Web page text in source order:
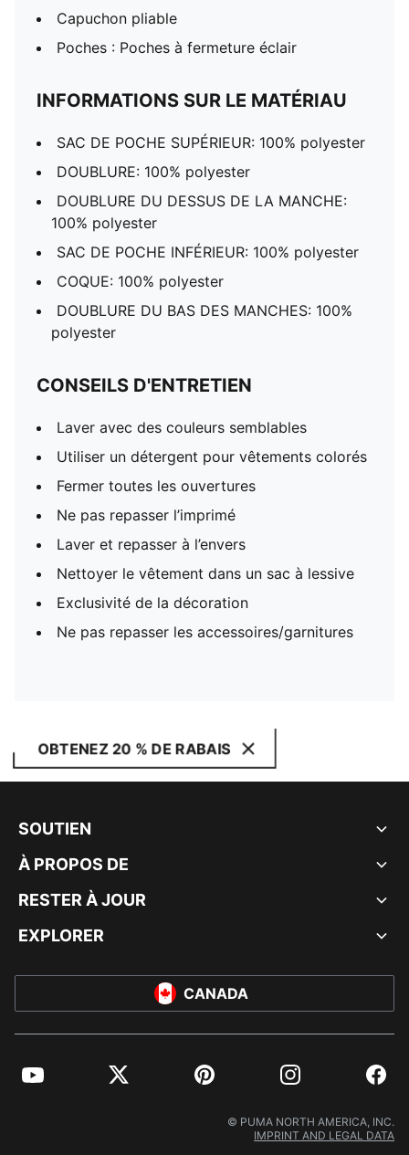
Capuchon pliable
Poches : Poches à fermeture éclair
INFORMATIONS SUR LE MATÉRIAU
SAC DE POCHE SUPÉRIEUR: 100% polyester
DOUBLURE: 100% polyester
DOUBLURE DU DESSUS DE LA MANCHE:
100% polyester
SAC DE POCHE INFÉRIEUR: 100% polyester
COQUE: 100% polyester
DOUBLURE DU BAS DES MANCHES: 100%
polyester
CONSEILS D'ENTRETIEN
Laver avec des couleurs semblables
Utiliser un détergent pour vêtements colorés
Fermer toutes les ouvertures
Ne pas repasser l’imprimé
Laver et repasser à l’envers
Nettoyer le vêtement dans un sac à lessive
Exclusivité de la décoration
Ne pas repasser les accessoires/garnitures
OBTENEZ 20 % DE RABAIS
SOUTIEN
À PROPOS DE
RESTER À JOUR
EXPLORER
CANADA
YouTube Twitter Pinterest Instagram
© PUMA NORTH AMERICA, INC.
IMPRINT AND LEGAL DATA